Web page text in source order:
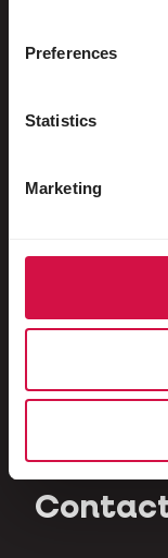
Preferences
Statistics
Marketing
Fretten
Reptielen
Hoenders
Herbivoren